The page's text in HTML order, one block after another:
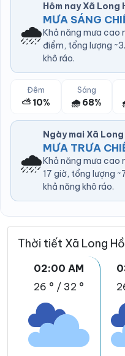
🌧️
Hôm nay Xã Long
MƯA SÁNG
Khả năng mưa cao
điểm, tổng lượng
khô ráo.
Đêm
⛅ 10%
Sáng
🌧️ 68%
🌧️
Ngày mai Xã
MƯA TRƯA
Khả năng mưa cao
17 giờ, tổng lượng
khả năng khô ráo.
Thời tiết Xã Long
02:00 AM
26 ° / 32 °